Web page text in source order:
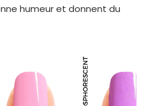
humeur et donnent du